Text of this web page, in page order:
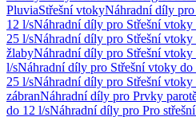
PluviaStřešní vtokyNáhradní díly
12 l/sNáhradní díly pro Střešní vtoky
25 l/sNáhradní díly pro Střešní vtoky
žlabyNáhradní díly pro Střešní vtoky
l/sNáhradní díly pro Střešní vtoky do
25 l/sNáhradní díly pro Střešní vtoky
zábranNáhradní díly pro Prvky
do 12 l/sNáhradní díly pro Pro